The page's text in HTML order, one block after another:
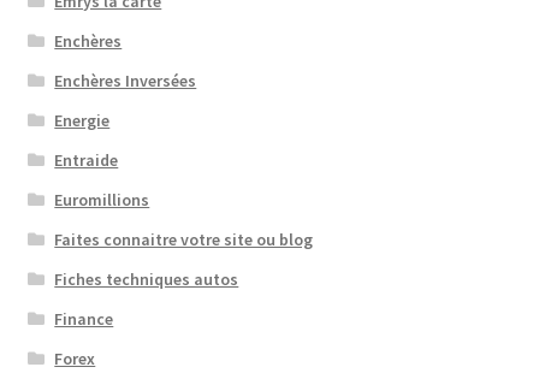
Enchères
Enchères Inversées
Energie
Entraide
Euromillions
Faites connaitre votre site ou blog
Fiches techniques autos
Finance
Forex